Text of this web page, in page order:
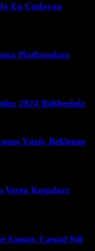
En Çınlayan
Platformları:
2024 Rehberiniz
Yüzü: Beklenen
Veren Konuları:
Sanatı: Casual Stil